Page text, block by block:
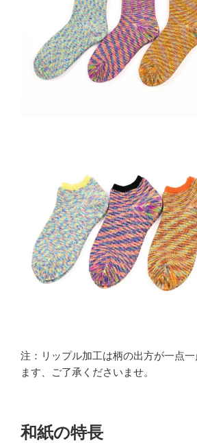
注：リップル加工は柄の出方が一点
ます、ご了承くださいませ。
和紙の特長